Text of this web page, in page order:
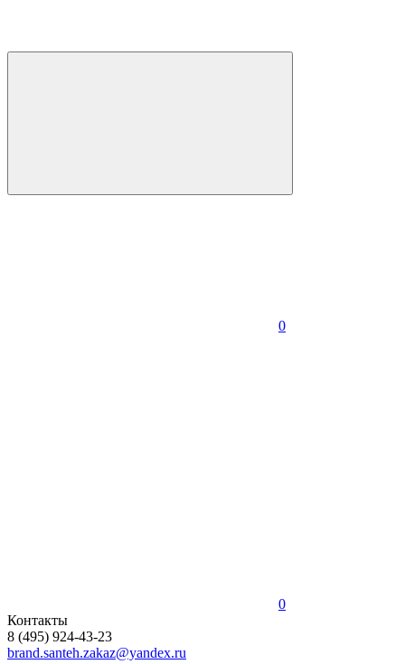
0
0
Контакты
8 (495) 924-43-23
brand.santeh.zakaz@yandex.ru